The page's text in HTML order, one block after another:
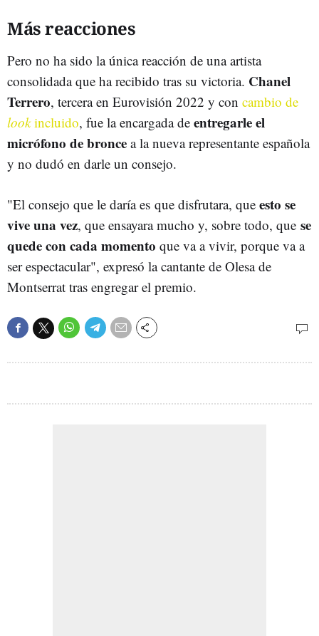
Más reacciones
Pero no ha sido la única reacción de una artista
consolidada que ha recibido tras su victoria. Chanel
Terrero, tercera en Eurovisión 2022 y con cambio de
lookincluido, fue la encargada de entregarle el
micrófono de bronce a la nueva representante española
y no dudó en darle un consejo.
"El consejo que le daría es que disfrutara, que esto se
vive una vez, que ensayara mucho y, sobre todo, que se
quede con cada momento que va a vivir, porque va a
ser espectacular", expresó la cantante de Olesa de
Montserrat tras engregar el premio.